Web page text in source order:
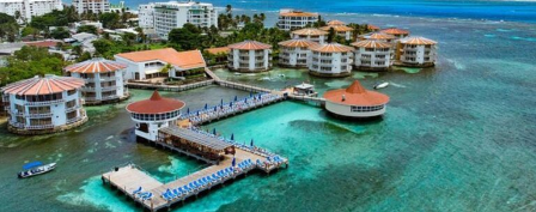
hoteles
frente
al
mar